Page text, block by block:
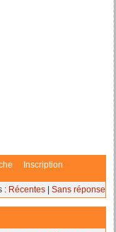
Inscription
: Récentes Sans réponse